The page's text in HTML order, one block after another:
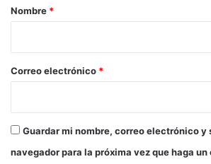
r
*
Nombre *
Correo electrónico *
Guardar mi nombre, correo electrónico y
navegador para la próxima vez que haga